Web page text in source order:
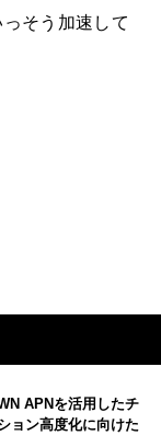
そう加速して
APNを活用したチ
ョン高度化に向けた